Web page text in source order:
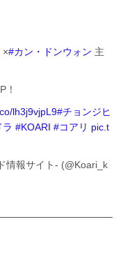
×#カン・ドンウォン 主
！
lh3j9vjpL9#チョンジヒ
#KOARI #コアリ pic.t
情報サイト- (@Koari_k